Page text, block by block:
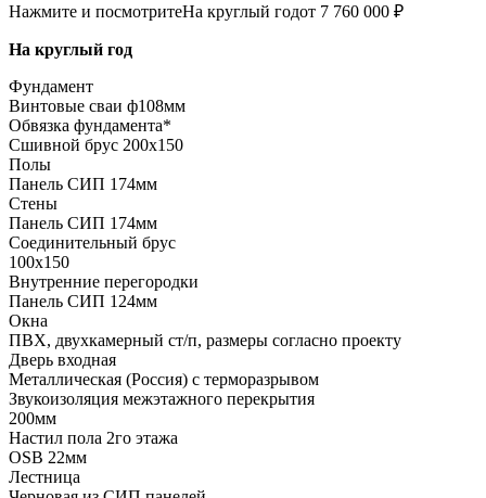
Нажмите и посмотритеНа круглый годот 7 760 000 ₽
На круглый год
Фундамент
Винтовые сваи ф108мм
Обвязка фундамента*
Сшивной брус 200х150
Полы
Панель СИП 174мм
Стены
Панель СИП 174мм
Соединительный брус
100х150
Внутренние перегородки
Панель СИП 124мм
Окна
ПВХ, двухкамерный ст/п, размеры согласно проекту
Дверь входная
Металлическая (Россия) с терморазрывом
Звукоизоляция межэтажного перекрытия
200мм
Настил пола 2го этажа
OSB 22мм
Лестница